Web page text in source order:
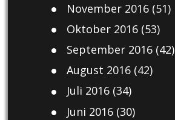
November 2016(51)
Oktober 2016(53)
September 2016(42)
August 2016(42)
Juli 2016(34)
Juni 2016(30)